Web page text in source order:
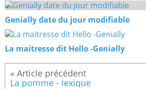
Genially date du jour modifiable
La maitresse dit Hello -Genially
La pomme - lexique